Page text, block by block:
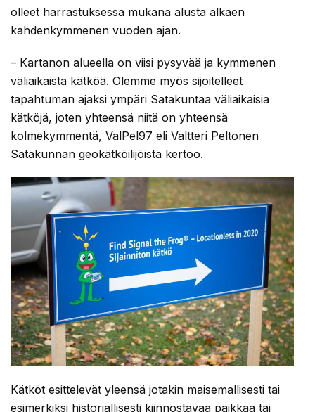
olleet harrastuksessa mukana alusta alkaen
kahdenkymmenen vuoden ajan.
– Kartanon alueella on viisi pysyvää ja kymmenen
väliaikaista kätköä. Olemme myös sijoitelleet
tapahtuman ajaksi ympäri Satakuntaa väliaikaisia
kätköjä, joten yhteensä niitä on yhteensä
kolmekymmentä, ValPel97 eli Valtteri Peltonen
Satakunnan geokätköilijöistä kertoo.
Kätköt esittelevät yleensä jotakin maisemallisesti tai
esimerkiksi historiallisesti kiinnostavaa paikkaa tai